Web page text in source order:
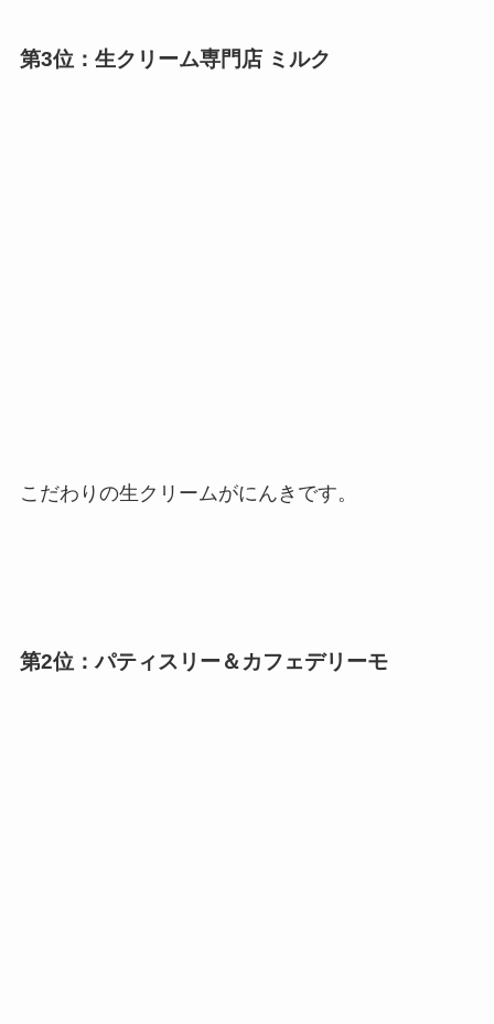
第3位：生クリーム専門店 ミルク
こだわりの生クリームがにんきです。
第2位：パティスリー＆カフェデリーモ